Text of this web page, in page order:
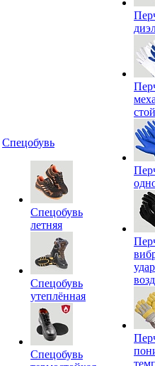
Спецобувь
Спецобувь
летняя
Спецобувь
утеплённая
Спецобувь